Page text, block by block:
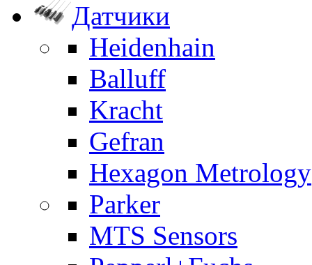
Датчики
Heidenhain
Balluff
Kracht
Gefran
Hexagon Metrology
Parker
MTS Sensors